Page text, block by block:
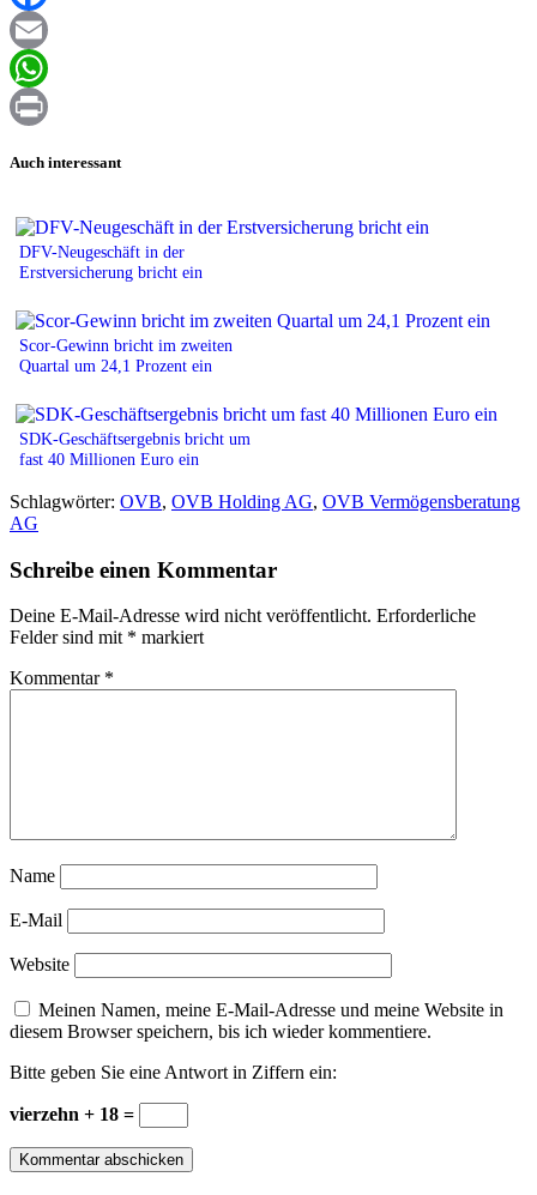
Facebook
Email
WhatsApp
Auch interessant
DFV-Neugeschäft in der
Erstversicherung bricht ein
Scor-Gewinn bricht im zweiten
Quartal um 24,1 Prozent ein
SDK-Geschäftsergebnis bricht um
fast 40 Millionen Euro ein
Schlagwörter: OVB, OVB Holding AG, OVB Vermögensberatung
AG
Schreibe einen Kommentar
Deine E-Mail-Adresse wird nicht veröffentlicht. Erforderliche
Felder sind mit * markiert
Kommentar *
Name
E-Mail
Website
Meinen Namen, meine E-Mail-Adresse und meine Website in
diesem Browser speichern, bis ich wieder kommentiere.
Bitte geben Sie eine Antwort in Ziffern ein:
vierzehn + 18 =